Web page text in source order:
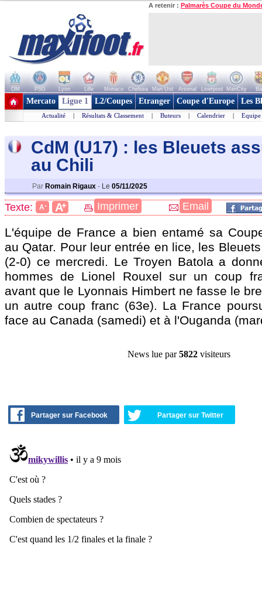
A retenir : Palmarès Coupe du
OM PSG Lyon Lille Monaco Chelsea Man Utd Arsenal Liverpool ManCity
+ de clubs
Mercato Ligue 1 L2/Coupes Etranger Coupe d'Europe Les
Actualité | Résultats & Classement | Buteurs | Calendrier | Equipe
CdM (U17) : les Bleuets
au Chili
Par Romain Rigaux - Le 05/11/2025
Texte: A- A+ Imprimer Email
L'équipe de France a bien entamé sa
au Qatar. Pour leur entrée en lice, les
(2-0) ce mercredi. Le Troyen Batola a
hommes de Lionel Rouxel sur un coup
avant que le Lyonnais Himbert ne fasse le
un autre coup franc (63e). La France
face au Canada (samedi) et à l'Ouganda
News lue par5822 visiteurs
Partager sur Facebook Partager sur Twitter